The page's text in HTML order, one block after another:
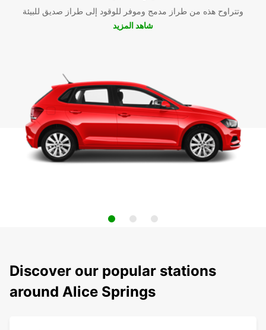
وتتراوح هذه من طراز مدمج وموفر للوقود إلى طراز صديق للبيئة
شاهد المزيد
Discover our popular stations
around Alice Springs